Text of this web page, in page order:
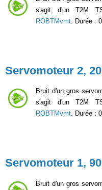
s'agit d'un T2M
ROBTMvmt . Durée :
Servomoteur 2,
Bruit d'un gros
s'agit d'un T2M
ROBTMvmt. Durée :
Servomoteur 1,
Bruit d'un gros